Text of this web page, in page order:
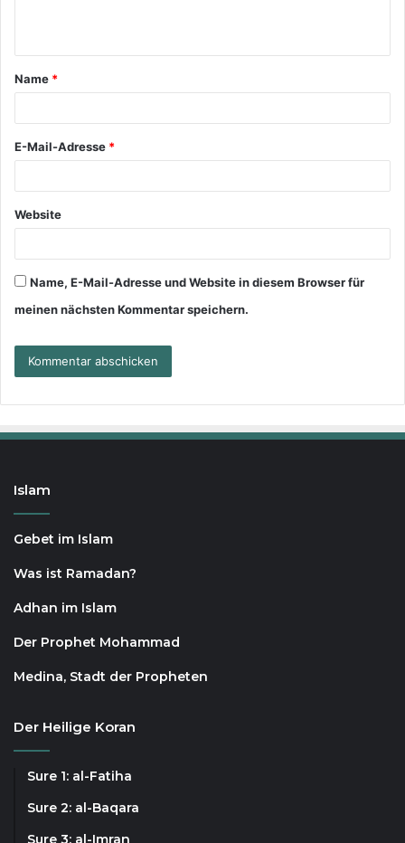
Name *
E-Mail-Adresse *
Website
Name, E-Mail-Adresse und Website in diesem Browser für
meinen nächsten Kommentar speichern.
Islam
Gebet im Islam
Was ist Ramadan?
Adhan im Islam
Der Prophet Mohammad
Medina, Stadt der Propheten
Der Heilige Koran
Sure 1: al-Fatiha
Sure 2: al-Baqara
Sure 3: al-Imran